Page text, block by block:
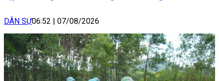
DÂN SỰ06:52 | 07/08/2026